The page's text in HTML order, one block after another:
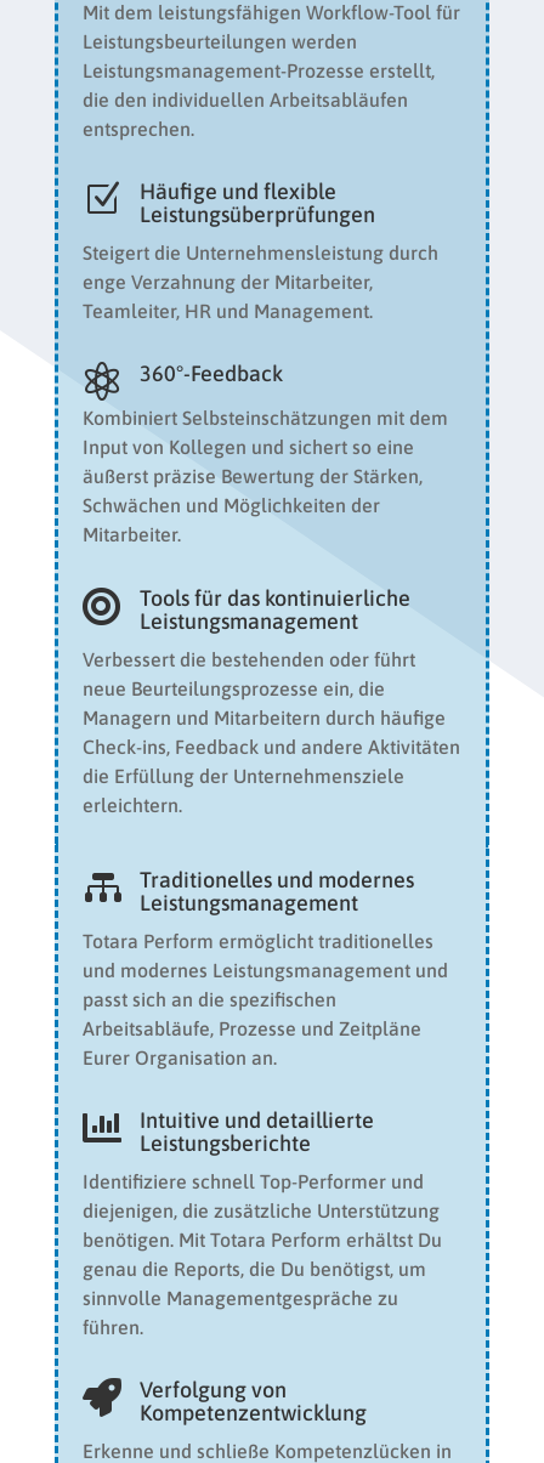
Mit dem leistungsfähigen Workflow-Tool für
Leistungsbeurteilungen werden
Leistungsmanagement-Prozesse erstellt,
die den individuellen Arbeitsabläufen
entsprechen.
Z
Häufige und flexible
Leistungsüberprüfungen
Steigert die Unternehmensleistung durch
enge Verzahnung der Mitarbeiter,
Teamleiter, HR und Management.
 360°-Feedback
Kombiniert Selbsteinschätzungen mit dem
Input von Kollegen und sichert so eine
äußerst präzise Bewertung der Stärken,
Schwächen und Möglichkeiten der
Mitarbeiter.

Tools für das kontinuierliche
Leistungsmanagement
Verbessert die bestehenden oder führt
neue Beurteilungsprozesse ein, die
Managern und Mitarbeitern durch häufige
Check-ins, Feedback und andere Aktivitäten
die Erfüllung der Unternehmensziele
erleichtern.

Traditionelles und modernes
Leistungsmanagement
Totara Perform ermöglicht traditionelles
und modernes Leistungsmanagement und
passt sich an die spezifischen
Arbeitsabläufe, Prozesse und Zeitpläne
Eurer Organisation an.

Intuitive und detaillierte
Leistungsberichte
Identifiziere schnell Top-Performer und
diejenigen, die zusätzliche Unterstützung
benötigen. Mit Totara Perform erhältst Du
genau die Reports, die Du benötigst, um
sinnvolle Managementgespräche zu
führen.

Verfolgung von
Kompetenzentwicklung
Erkenne und schließe Kompetenzlücken in